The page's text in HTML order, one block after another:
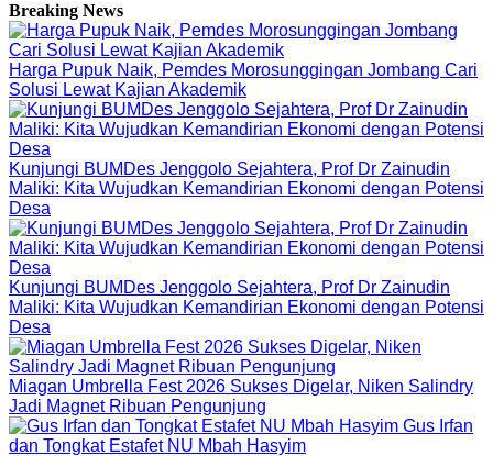
Breaking News
Harga Pupuk Naik, Pemdes Morosunggingan Jombang Cari
Solusi Lewat Kajian Akademik
Kunjungi BUMDes Jenggolo Sejahtera, Prof Dr Zainudin
Maliki: Kita Wujudkan Kemandirian Ekonomi dengan Potensi
Desa
Kunjungi BUMDes Jenggolo Sejahtera, Prof Dr Zainudin
Maliki: Kita Wujudkan Kemandirian Ekonomi dengan Potensi
Desa
Miagan Umbrella Fest 2026 Sukses Digelar, Niken Salindry
Jadi Magnet Ribuan Pengunjung
Gus Irfan
dan Tongkat Estafet NU Mbah Hasyim